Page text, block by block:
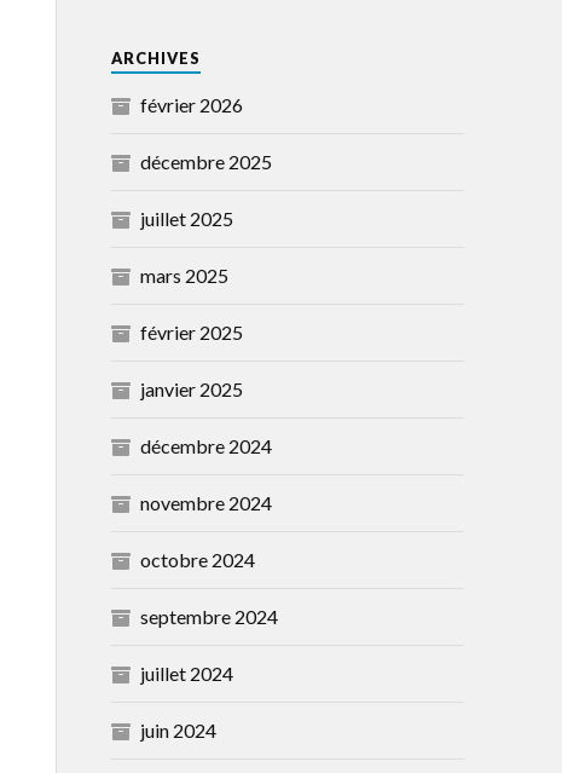
ARCHIVES
février 2026
décembre 2025
juillet 2025
mars 2025
février 2025
janvier 2025
décembre 2024
novembre 2024
octobre 2024
septembre 2024
juillet 2024
juin 2024